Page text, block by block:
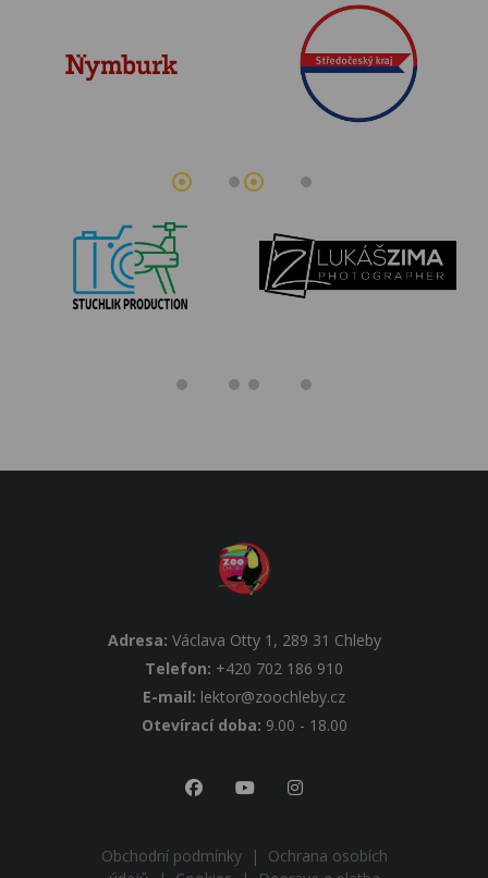
Adresa: Václava Otty 1, 289 31 Chleby
Telefon: +420 702 186 910
E-mail: lektor@zoochleby.cz
Otevírací doba: 9.00 - 18.00
Obchodní podmínky |
Ochrana osobích